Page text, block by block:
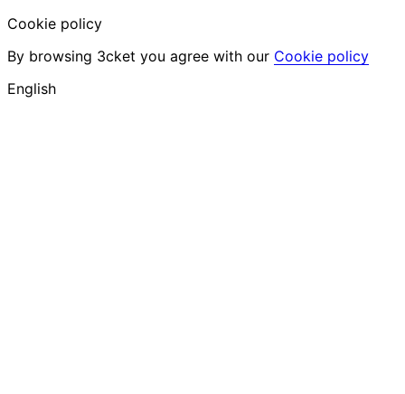
Cookie policy
By browsing 3cket you agree with our Cookie policy
English